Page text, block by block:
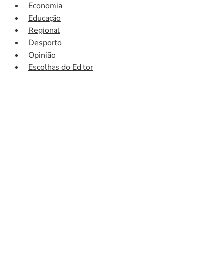
Economia
Educação
Regional
Desporto
Opinião
Escolhas do Editor